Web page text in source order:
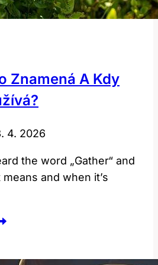
Znamená A Kdy
4. 2026
the word „Gather“ and
and when it’s